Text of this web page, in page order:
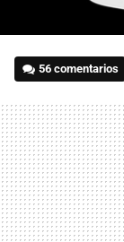
56 comentarios